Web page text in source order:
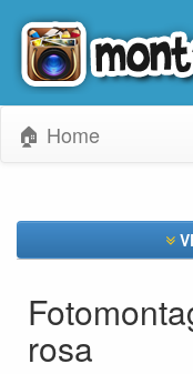
🏠 Home
rosa